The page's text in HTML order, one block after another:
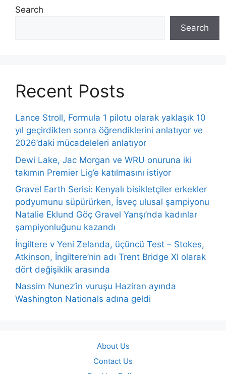
Search
Search
Recent Posts
Lance Stroll, Formula 1 pilotu olarak yaklaşık 10
yıl geçirdikten sonra öğrendiklerini anlatıyor ve
2026’daki mücadeleleri anlatıyor
Dewi Lake, Jac Morgan ve WRU onuruna iki
takımın Premier Lig’e katılmasını istiyor
Gravel Earth Serisi: Kenyalı bisikletçiler erkekler
podyumunu süpürürken, İsveç ulusal şampiyonu
Natalie Eklund Göç Gravel Yarışı’nda kadınlar
şampiyonluğunu kazandı
İngiltere v Yeni Zelanda, üçüncü Test – Stokes,
Atkinson, İngiltere’nin adı Trent Bridge XI olarak
dört değişiklik arasında
Nassim Nunez’in vuruşu Haziran ayında
Washington Nationals adına geldi
About Us
Contact Us